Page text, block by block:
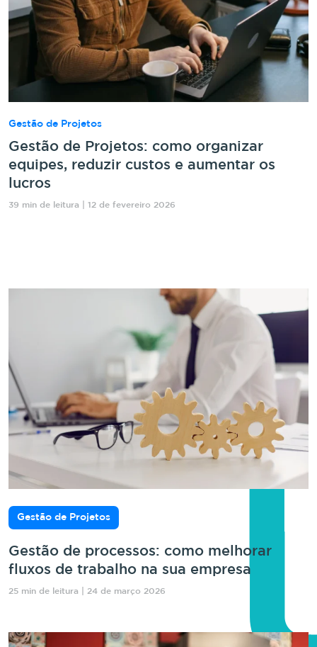
Gestão de Projetos
Gestão de Projetos: como organizar
equipes, reduzir custos e aumentar os
lucros
39 min de leitura | 12 de fevereiro 2026
Gestão de Projetos
Gestão de processos: como melhorar
fluxos de trabalho na sua empresa
25 min de leitura | 24 de março 2026